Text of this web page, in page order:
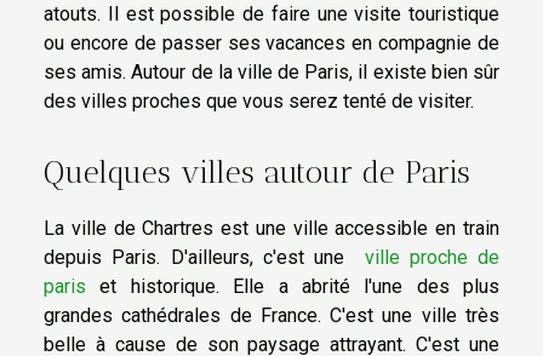
atouts. Il est possible de faire une visite touristique
ou encore de passer ses vacances en compagnie de
ses amis. Autour de la ville de Paris, il existe bien sûr
des villes proches que vous serez tenté de visiter.
Quelques villes autour de Paris
La ville de Chartres est une ville accessible en train
depuis Paris. D'ailleurs, c'est une ville proche de
paris
et historique. Elle a abrité l'une des plus
grandes cathédrales de France. C'est une ville très
belle à cause de son paysage attrayant. C'est une